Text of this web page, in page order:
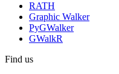
RATH
Graphic Walker
PyGWalker
GWalkR
Find us